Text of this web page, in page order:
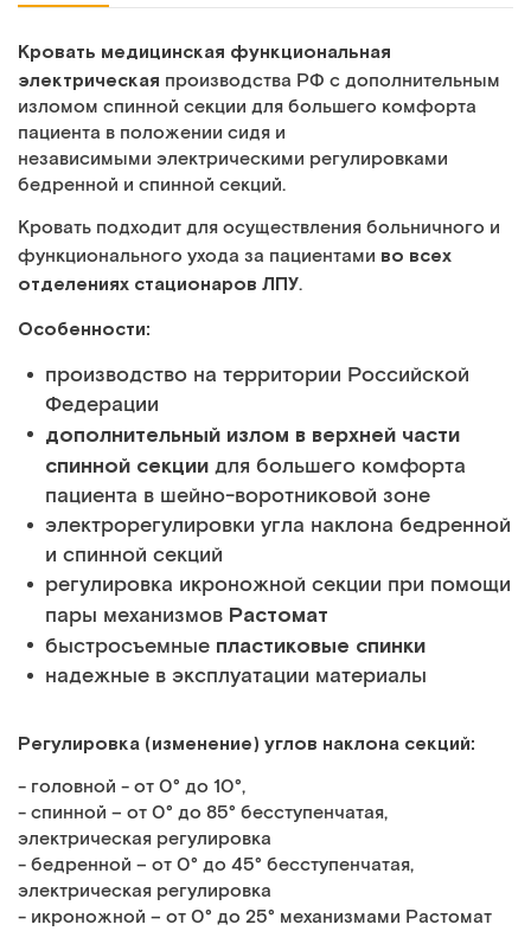
Кровать медицинская функциональная
электрическая производства РФ с дополнительным
изломом спинной секции для большего комфорта
пациента в положении сидя и
независимыми электрическими регулировками
бедренной и спинной секций.
Кровать подходит для осуществления больничного и
функционального ухода за пациентами во всех
отделениях стационаров ЛПУ.
Особенности:
производство на территории Российской
Федерации
дополнительный излом в верхней части
спинной секции для большего комфорта
пациента в шейно-воротниковой зоне
электрорегулировки угла наклона бедренной
и спинной секций
регулировка икроножной секции при помощи
пары механизмов Растомат
быстросъемные пластиковые спинки
надежные в эксплуатации материалы
Регулировка (изменение) углов наклона секций:
- головной - от 0° до 10°,
- спинной – от 0° до 85° бесступенчатая,
электрическая регулировка
- бедренной – от 0° до 45° бесступенчатая,
электрическая регулировка
- икроножной – от 0° до 25° механизмами Растомат